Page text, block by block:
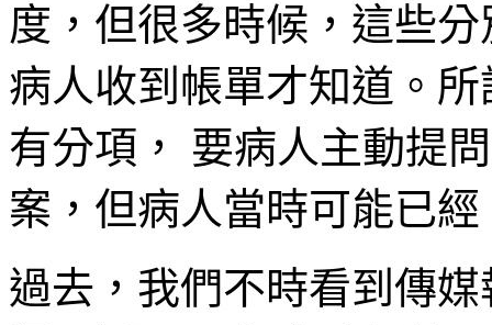
度，但很多時候，這些
病人收到帳單才知道。
有分項， 要病人主動提
案，但病人當時可能已
過去，我們不時看到傳